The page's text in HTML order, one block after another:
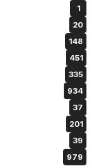
1
20
148
451
335
934
37
201
39
979